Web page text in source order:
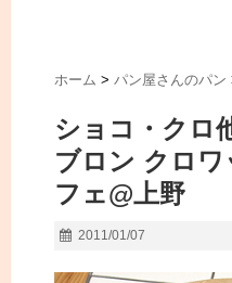
ホーム > パン屋さんのパン
ショコ・クロ
ブロン クロワ
フェ@上野
2011/01/07